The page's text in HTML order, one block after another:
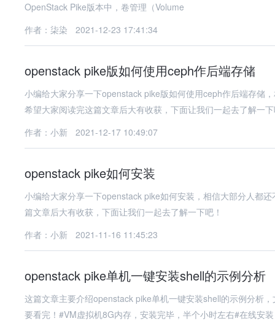
OpenStack Pike版本中，卷管理（Volume
作者：柒染
2021-12-23 17:41:34
openstack pike版如何使用ceph作后端存储
小编给大家分享一下openstack pike版如何使用ceph作后端存储
希望大家阅读完这篇文章后大有收获，下面让我们一起去了解一
作者：小新
2021-12-17 10:49:07
openstack pike如何安装
小编给大家分享一下openstack pike如何安装，相信大部分人都
篇文章后大有收获，下面让我们一起去了解一下吧！
作者：小新
2021-11-16 11:45:23
openstack pike单机一键安装shell的示例分析
这篇文章主要介绍openstack pike单机一键安装shell的示例分析
要看完！#VM虚拟机8G内存，安装完毕，半个小时左右#在线安装